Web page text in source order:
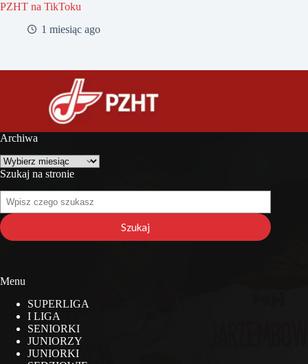
PZHT na TikToku
1 miesiąc ago
Archiwa
Archiwa
Szukaj na stronie
na
stronie
Szukaj
Menu
SUPERLIGA
I LIGA
SENIORKI
JUNIORZY
JUNIORKI